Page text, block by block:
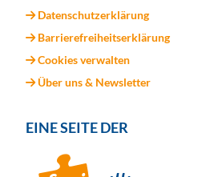
Datenschutzerklärung
Barrierefreiheitserklärung
Cookies verwalten
Über uns & Newsletter
EINE SEITE DER